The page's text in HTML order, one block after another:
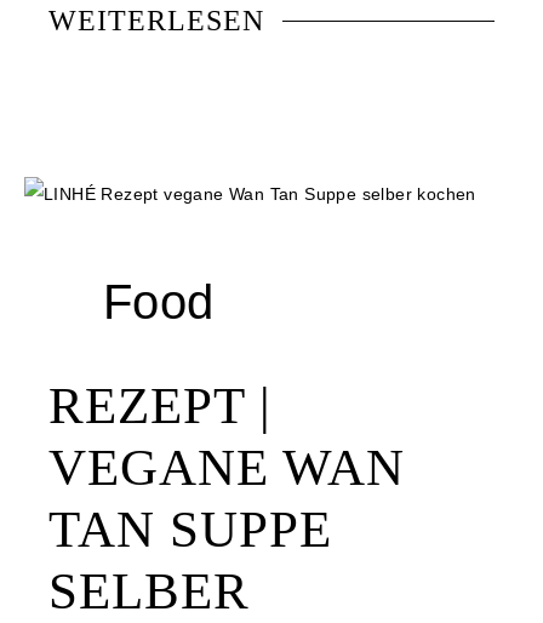
WEITERLESEN
Food
REZEPT |
VEGANE WAN
TAN SUPPE
SELBER